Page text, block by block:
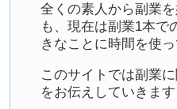
全くの素人から副業
も、現在は副業1本で
きなことに時間を使っ
このサイトでは副業
をお伝えしていきます